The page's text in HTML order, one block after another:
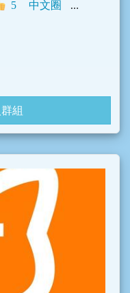
5 中文圈 動漫
Rules-v22-0
[11]
組